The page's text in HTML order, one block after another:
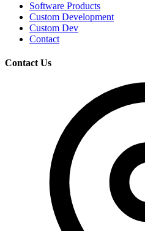
Software Products
Custom Development
Custom Dev
Contact
Contact Us